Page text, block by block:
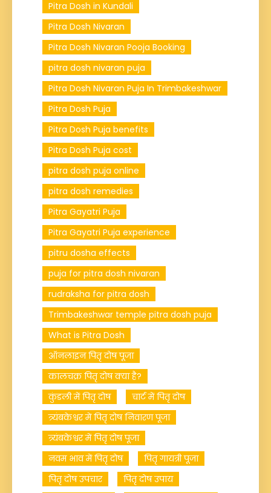
Pitra Dosh in Kundali
Pitra Dosh Nivaran
Pitra Dosh Nivaran Pooja Booking
pitra dosh nivaran puja
Pitra Dosh Nivaran Puja In Trimbakeshwar
Pitra Dosh Puja
Pitra Dosh Puja benefits
Pitra Dosh Puja cost
pitra dosh puja online
pitra dosh remedies
Pitra Gayatri Puja
Pitra Gayatri Puja experience
pitru dosha effects
puja for pitra dosh nivaran
rudraksha for pitra dosh
Trimbakeshwar temple pitra dosh puja
What is Pitra Dosh
ऑनलाइन पितृ दोष पूजा
कालचक्र पितृ दोष क्या है?
कुंडली में पितृ दोष
चार्ट में पितृ दोष
त्र्यंबकेश्वर में पितृ दोष निवारण पूजा
त्र्यंबकेश्वर में पितृ दोष पूजा
नवम भाव में पितृ दोष
पितृ गायत्री पूजा
पितृ दोष उपचार
पितृ दोष उपाय